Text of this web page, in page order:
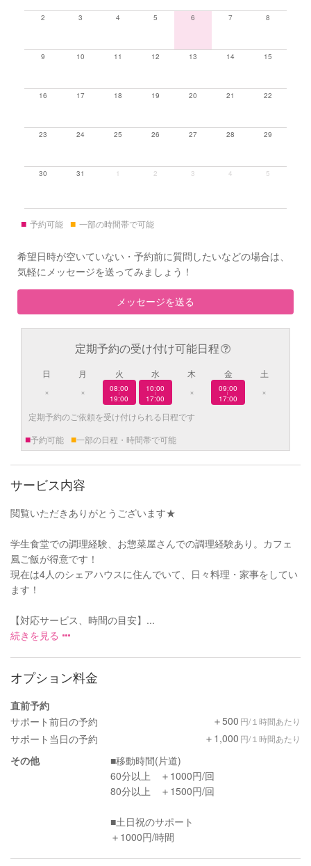
2 3 4 5 6 7 8
9 10 11 12 13 14 15
16 17 18 19 20 21 22
23 24 25 26 27 28 29
30 31 1 2 3 4 5
■ 予約可能 ■ 一部の時間帯で可能
希望日時が空いていない・予約前に質問したいなどの場合は、
気軽にメッセージを送ってみましょう！
メッセージを送る
定期予約の受け付け可能日程
日
×
月
×
火
08:00
|
19:00
水
10:00
|
17:00
木
×
金
09:00
|
17:00
土
×
定期予約のご依頼を受け付けられる日程です
■予約可能 ■一部の日程・時間帯で可能
サービス内容
閲覧いただきありがとうございます★
学生食堂での調理経験、お惣菜屋さんでの調理経験あり。カフェ
風ご飯が得意です！
現在は4人のシェアハウスに住んでいて、日々料理・家事をしてい
ます！
【対応サービス、時間の目安】...
続きを見る
オプション料金
直前予約
サポート前日の予約
＋500 円/１時間あたり
サポート当日の予約 ＋1,000 円/１時間あたり
その他
■移動時間(片道)
60分以上 ＋1000円/回
80分以上 ＋1500円/回
■土日祝のサポート
＋1000円/時間